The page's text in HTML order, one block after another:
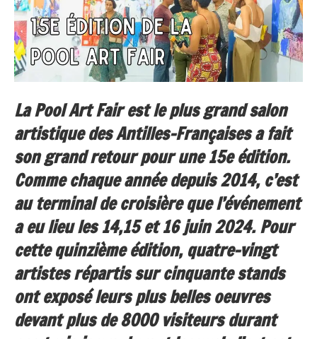
La Pool Art Fair est le plus grand salon
artistique des Antilles-Françaises a fait
son grand retour pour une 15e édition.
Comme chaque année depuis 2014, c’est
au terminal de croisière que l’événement
a eu lieu les 14,15 et 16 juin 2024. Pour
cette quinzième édition, quatre-vingt
artistes répartis sur cinquante stands
ont exposé leurs plus belles oeuvres
devant plus de 8000 visiteurs durant